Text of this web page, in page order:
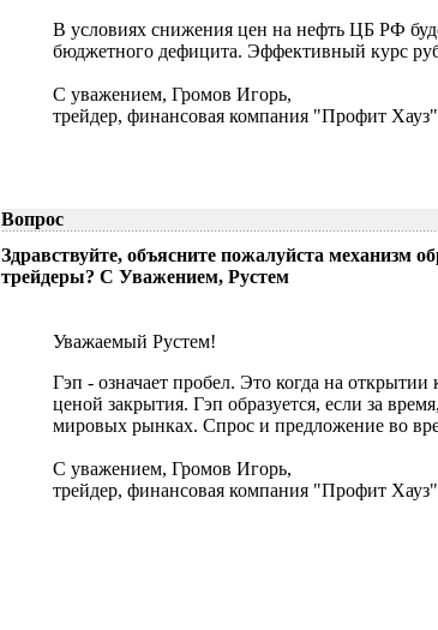
В условиях снижения цен на нефть ЦБ РФ
бюджетного дефицита. Эффективный курс
С уважением, Громов Игорь,
трейдер, финансовая компания "Профит
Вопрос
Здравствуйте, объясните пожалуйста механизм
трейдеры? С Уважением, Рустем
Уважаемый Рустем!
Гэп - означает пробел. Это когда на
ценой закрытия. Гэп образуется, если за
мировых рынках. Спрос и предложение во
С уважением, Громов Игорь,
трейдер, финансовая компания "Профит